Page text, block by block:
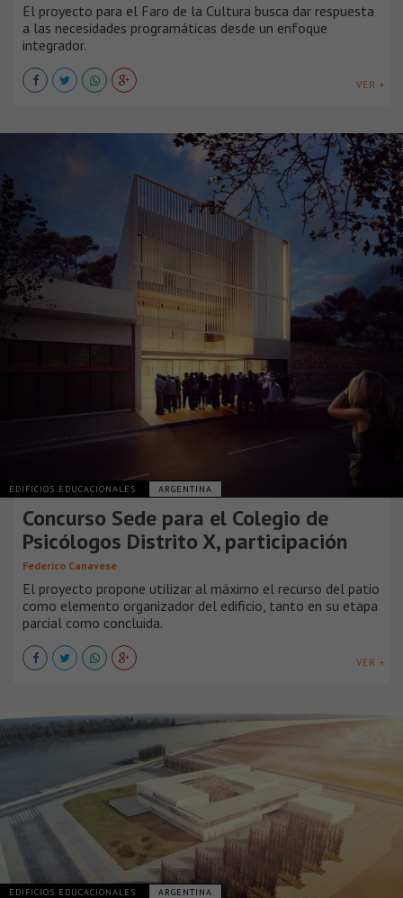
El proyecto para el Faro de la Cultura busca dar respuesta
a las necesidades programáticas desde un enfoque
integrador.
VER +
EDIFICIOS EDUCACIONALES ARGENTINA
Concurso Sede para el Colegio de
Psicólogos Distrito X, participación
Federico Canavese
El proyecto propone utilizar al máximo el recurso del patio
como elemento organizador del edificio, tanto en su etapa
parcial como concluida.
VER +
EDIFICIOS EDUCACIONALES ARGENTINA